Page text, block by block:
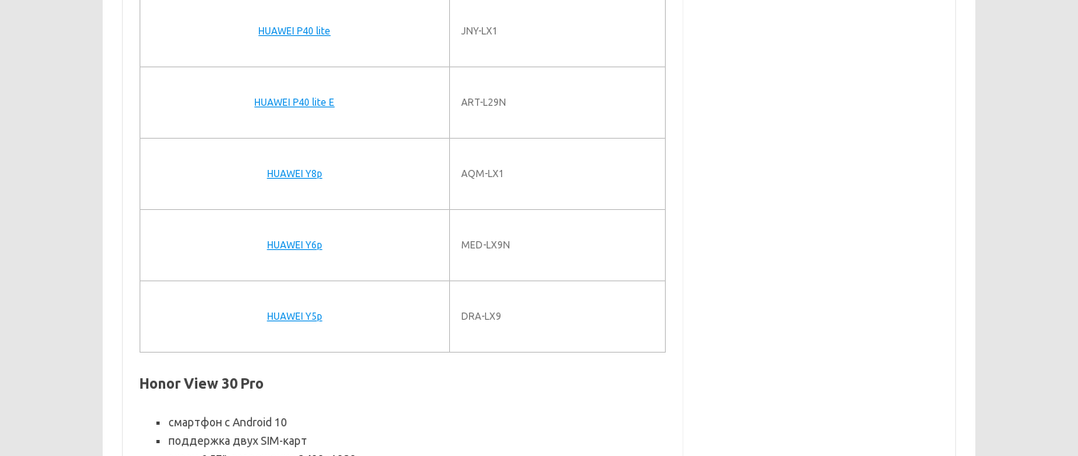
HUAWEI P40 lite JNY-LX1
HUAWEI P40 lite E ART-L29N
HUAWEI Y8p AQM-LX1
HUAWEI Y6p MED-LX9N
HUAWEI Y5p DRA-LX9
Honor View 30 Pro
смартфон с Android 10
поддержка двух SIM-карт